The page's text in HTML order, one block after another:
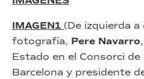
IMAGEN1 (De izquierda
fotografía, Pere Navarro
Estado en el Consorci de
Barcelona y presidente